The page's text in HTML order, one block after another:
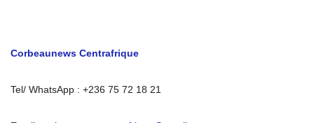
Corbeaunews Centrafrique
Tel/ WhatsApp : +236 75 72 18 21